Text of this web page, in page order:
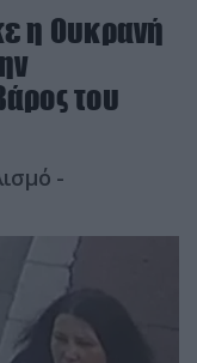
η Ουκρανή
του
-